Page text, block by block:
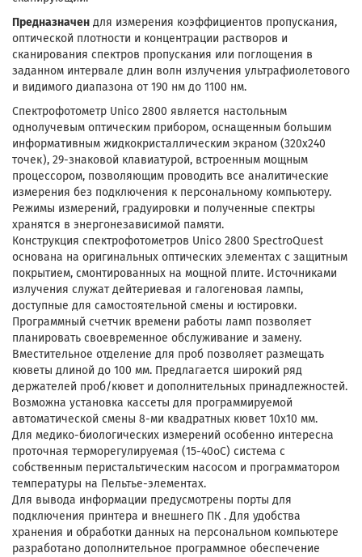
Предназначен для измерения коэффициентов пропускания,
оптической плотности и концентрации растворов и
сканирования спектров пропускания или поглощения в
заданном интервале длин волн излучения ультрафиолетового
и видимого диапазона от 190 нм до 1100 нм.
Спектрофотометр Unico 2800 является настольным
однолучевым оптическим прибором, оснащенным большим
информативным жидкокристаллическим экраном (320х240
точек), 29-знаковой клавиатурой, встроенным мощным
процессором, позволяющим проводить все аналитические
измерения без подключения к персональному компьютеру.
Режимы измерений, градуировки и полученные спектры
хранятся в энергонезависимой памяти.
Конструкция спектрофотометров Unico 2800 SpectroQuest
основана на оригинальных оптических элементах с защитным
покрытием, смонтированных на мощной плите. Источниками
излучения служат дейтериевая и галогеновая лампы,
доступные для самостоятельной смены и юстировки.
Программный счетчик времени работы ламп позволяет
планировать своевременное обслуживание и замену.
Вместительное отделение для проб позволяет размещать
кюветы длиной до 100 мм. Предлагается широкий ряд
держателей проб/кювет и дополнительных принадлежностей.
Возможна установка кассеты для программируемой
автоматической смены 8-ми квадратных кювет 10х10 мм.
Для медико-биологических измерений особенно интересна
проточная терморегулируемая (15-40оС) система с
собственным перистальтическим насосом и программатором
температуры на Пельтье-элементах.
Для вывода информации предусмотрены порты для
подключения принтера и внешнего ПК . Для удобства
хранения и обработки данных на персональном компьютере
разработано дополнительное программное обеспечение